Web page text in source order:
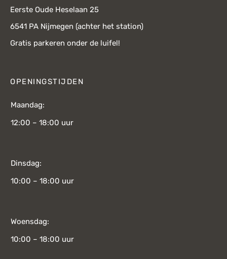
Eerste Oude Heselaan 25
6541 PA Nijmegen (achter het station)
Gratis parkeren onder de luifel!
OPENINGSTIJDEN
Maandag:
12:00 – 18:00 uur
Dinsdag:
10:00 – 18:00 uur
Woensdag:
10:00 – 18:00 uur